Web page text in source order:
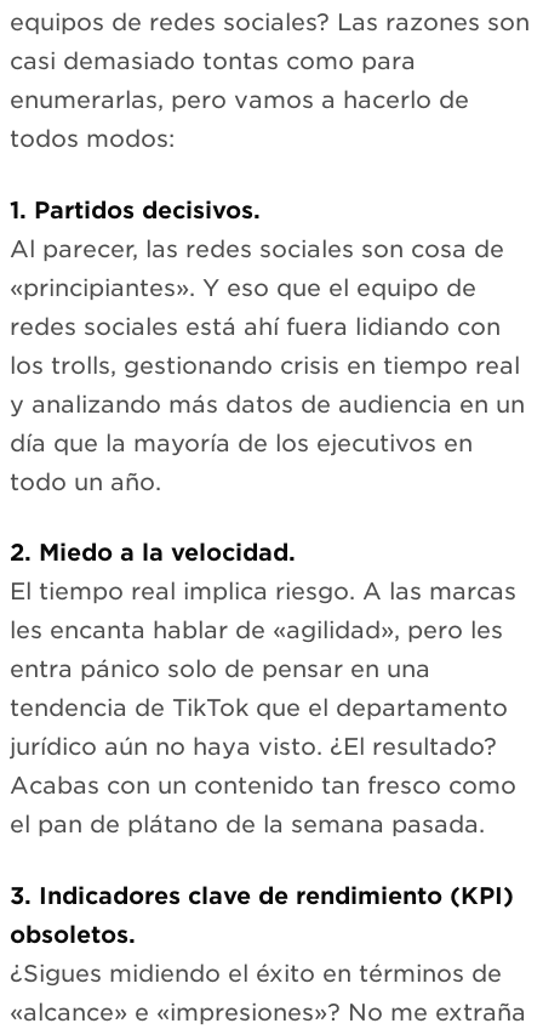
equipos de redes sociales? Las razones son
casi demasiado tontas como para
enumerarlas, pero vamos a hacerlo de
todos modos:
1. Partidos decisivos.
Al parecer, las redes sociales son cosa de
«principiantes». Y eso que el equipo de
redes sociales está ahí fuera lidiando con
los trolls, gestionando crisis en tiempo real
y analizando más datos de audiencia en un
día que la mayoría de los ejecutivos en
todo un año.
2. Miedo a la velocidad.
El tiempo real implica riesgo. A las marcas
les encanta hablar de «agilidad», pero les
entra pánico solo de pensar en una
tendencia de TikTok que el departamento
jurídico aún no haya visto. ¿El resultado?
Acabas con un contenido tan fresco como
el pan de plátano de la semana pasada.
3. Indicadores clave de rendimiento (KPI)
obsoletos.
¿Sigues midiendo el éxito en términos de
«alcance» e «impresiones»? No me extraña